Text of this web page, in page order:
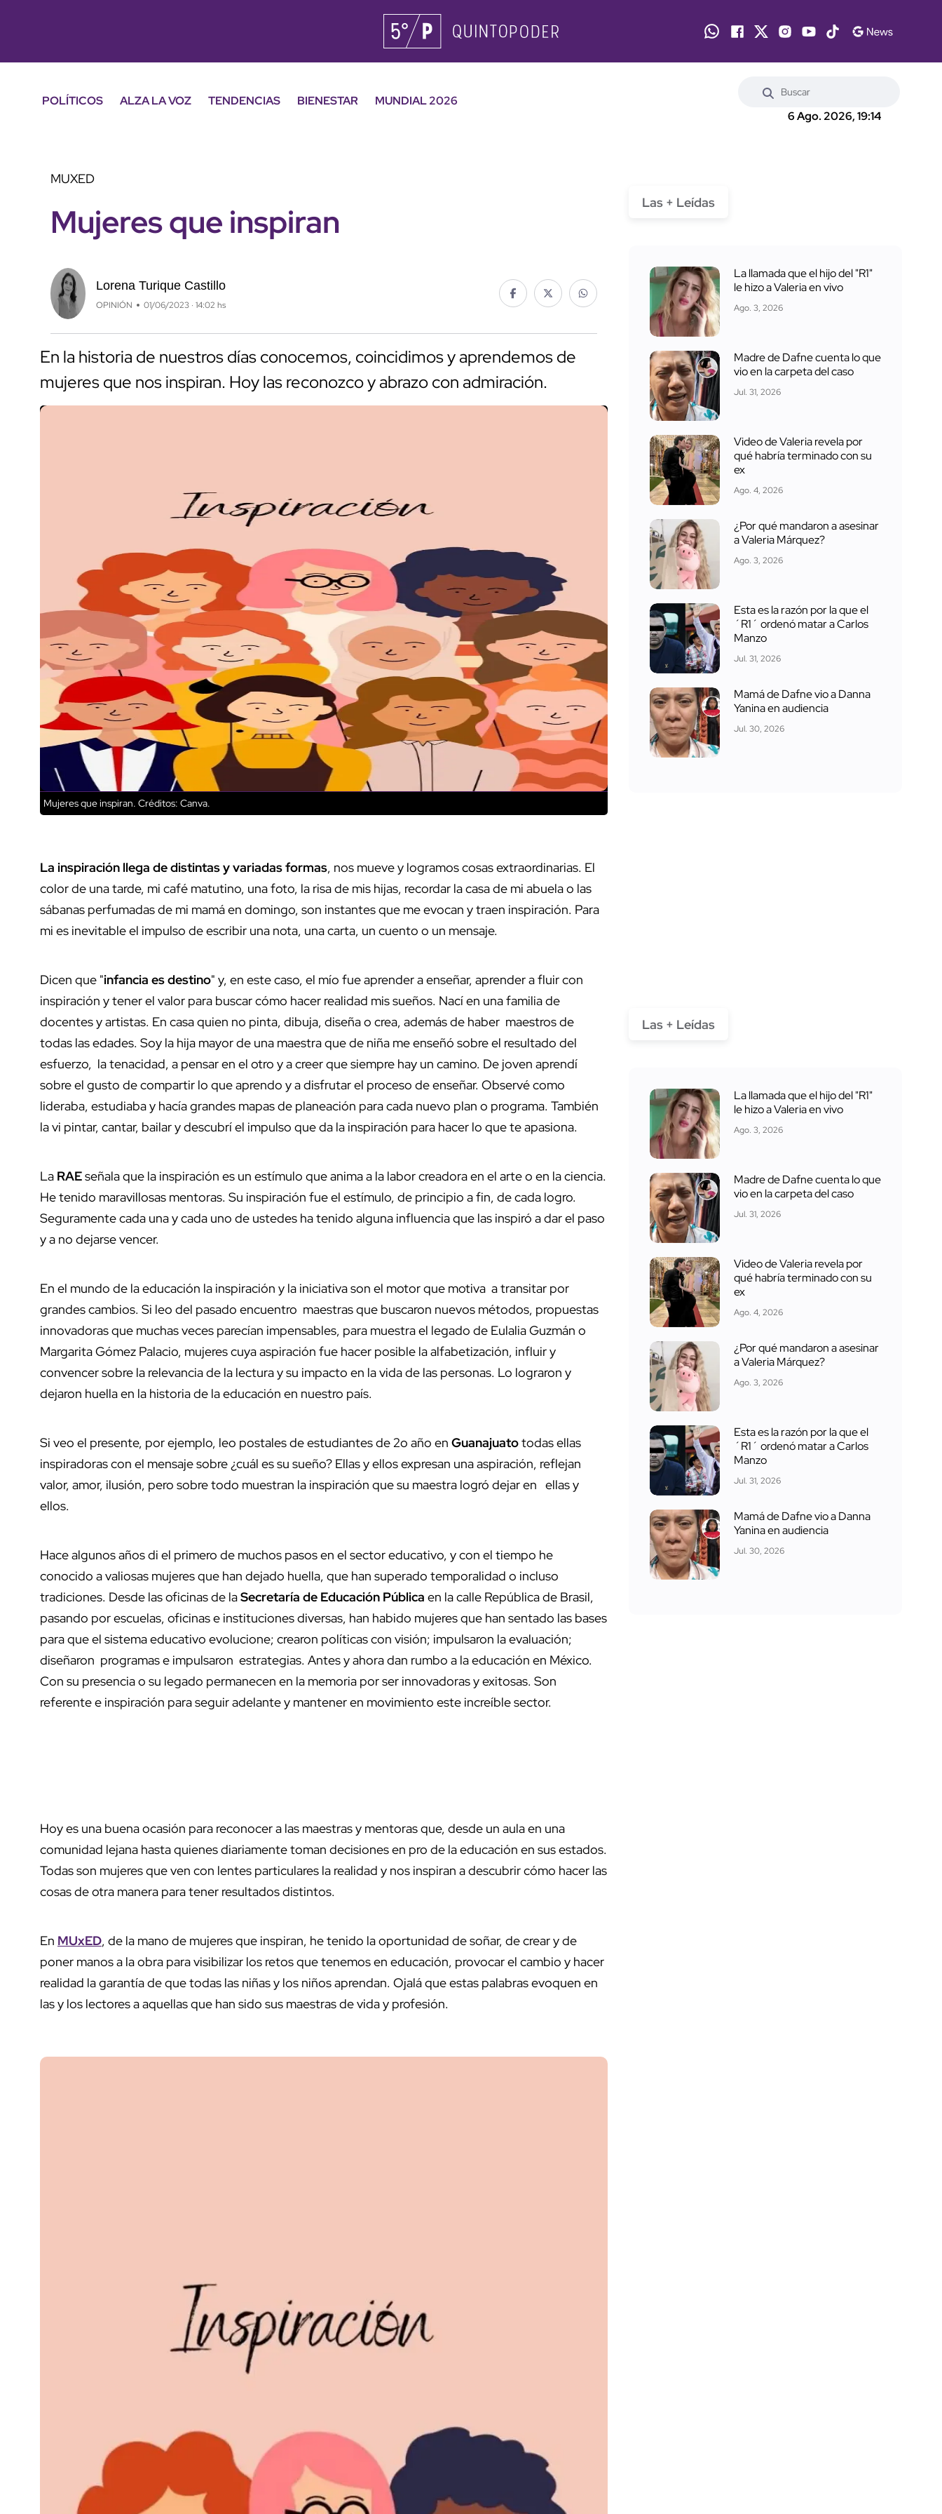
POLÍTICOS ALZA LA VOZ TENDENCIAS BIENESTAR
MUNDIAL 2026
6 Ago. 2026, 19:14
MUXED
Mujeres que inspiran
Lorena Turique Castillo
OPINIÓN 01/06/2023 · 14:02 hs
En la historia de nuestros días conocemos, coincidimos y aprendemos de
mujeres que nos inspiran. Hoy las reconozco y abrazo con admiración.
Mujeres que inspiran. Créditos: Canva.
La inspiración llega de distintas y variadas formas, nos mueve y logramos cosas extraordinarias. El
color de una tarde, mi café matutino, una foto, la risa de mis hijas, recordar la casa de mi abuela o las
sábanas perfumadas de mi mamá en domingo, son instantes que me evocan y traen inspiración. Para
mi es inevitable el impulso de escribir una nota, una carta, un cuento o un mensaje.
Dicen que "infancia es destino" y, en este caso, el mío fue aprender a enseñar, aprender a fluir con
inspiración y tener el valor para buscar cómo hacer realidad mis sueños. Nací en una familia de
docentes y artistas. En casa quien no pinta, dibuja, diseña o crea, además de haber maestros de
todas las edades. Soy la hija mayor de una maestra que de niña me enseñó sobre el resultado del
esfuerzo, la tenacidad, a pensar en el otro y a creer que siempre hay un camino. De joven aprendí
sobre el gusto de compartir lo que aprendo y a disfrutar el proceso de enseñar. Observé como
lideraba, estudiaba y hacía grandes mapas de planeación para cada nuevo plan o programa. También
la vi pintar, cantar, bailar y descubrí el impulso que da la inspiración para hacer lo que te apasiona.
La RAEseñala que la inspiración es un estímulo que anima a la labor creadora en el arte o en la ciencia.
He tenido maravillosas mentoras. Su inspiración fue el estímulo, de principio a fin, de cada logro.
Seguramente cada una y cada uno de ustedes ha tenido alguna influencia que las inspiró a dar el paso
y a no dejarse vencer.
En el mundo de la educación la inspiración y la iniciativa son el motor que motiva a transitar por
grandes cambios. Si leo del pasado encuentro maestras que buscaron nuevos métodos, propuestas
innovadoras que muchas veces parecían impensables, para muestra el legado de Eulalia Guzmán o
Margarita Gómez Palacio, mujeres cuya aspiración fue hacer posible la alfabetización, influir y
convencer sobre la relevancia de la lectura y su impacto en la vida de las personas. Lo lograron y
dejaron huella en la historia de la educación en nuestro país.
Si veo el presente, por ejemplo, leo postales de estudiantes de 2o año en Guanajuatotodas ellas
inspiradoras con el mensaje sobre ¿cuál es su sueño? Ellas y ellos expresan una aspiración, reflejan
valor, amor, ilusión, pero sobre todo muestran la inspiración que su maestra logró dejar en ellas y
ellos.
Hace algunos años di el primero de muchos pasos en el sector educativo, y con el tiempo he
conocido a valiosas mujeres que han dejado huella, que han superado temporalidad o incluso
tradiciones. Desde las oficinas de laSecretaría de Educación Pública en la calle República de Brasil,
pasando por escuelas, oficinas e instituciones diversas, han habido mujeres que han sentado las bases
para que el sistema educativo evolucione; crearon políticas con visión; impulsaron la evaluación;
diseñaron programas e impulsaron estrategias. Antes y ahora dan rumbo a la educación en México.
Con su presencia o su legado permanecen en la memoria por ser innovadoras y exitosas. Son
referente e inspiración para seguir adelante y mantener en movimiento este increíble sector.
Hoy es una buena ocasión para reconocer a las maestras y mentoras que, desde un aula en una
comunidad lejana hasta quienes diariamente toman decisiones en pro de la educación en sus estados.
Todas son mujeres que ven con lentes particulares la realidad y nos inspiran a descubrir cómo hacer las
cosas de otra manera para tener resultados distintos.
En MUxED, de la mano de mujeres que inspiran, he tenido la oportunidad de soñar, de crear y de
poner manos a la obra para visibilizar los retos que tenemos en educación, provocar el cambio y hacer
realidad la garantía de que todas las niñas y los niños aprendan. Ojalá que estas palabras evoquen en
las y los lectores a aquellas que han sido sus maestras de vida y profesión.
Las + Leídas
La llamada que el hijo del "R1"
le hizo a Valeria en vivo
Ago. 3, 2026
Madre de Dafne cuenta lo que
vio en la carpeta del caso
Jul. 31, 2026
Video de Valeria revela por
qué habría terminado con su
ex
Ago. 4, 2026
¿Por qué mandaron a asesinar
a Valeria Márquez?
Ago. 3, 2026
Esta es la razón por la que el
´R1´ ordenó matar a Carlos
Manzo
Jul. 31, 2026
Mamá de Dafne vio a Danna
Yanina en audiencia
Jul. 30, 2026
Las + Leídas
La llamada que el hijo del "R1"
le hizo a Valeria en vivo
Ago. 3, 2026
Madre de Dafne cuenta lo que
vio en la carpeta del caso
Jul. 31, 2026
Video de Valeria revela por
qué habría terminado con su
ex
Ago. 4, 2026
¿Por qué mandaron a asesinar
a Valeria Márquez?
Ago. 3, 2026
Esta es la razón por la que el
´R1´ ordenó matar a Carlos
Manzo
Jul. 31, 2026
Mamá de Dafne vio a Danna
Yanina en audiencia
Jul. 30, 2026